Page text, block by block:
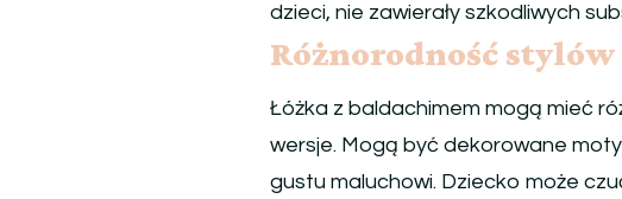
dzieci, nie zawierały szkodliwych
Różnorodność stylów
Łóżka z baldachimem mogą mieć
wersje. Mogą być dekorowane
gustu maluchowi. Dziecko może